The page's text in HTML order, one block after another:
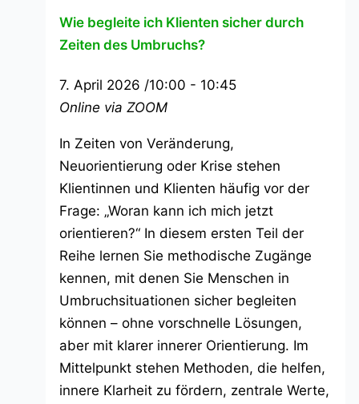
Wie begleite ich Klienten sicher durch
Zeiten des Umbruchs?
7. April 2026 /10:00 - 10:45
Online via ZOOM
In Zeiten von Veränderung,
Neuorientierung oder Krise stehen
Klientinnen und Klienten häufig vor der
Frage: „Woran kann ich mich jetzt
orientieren?“ In diesem ersten Teil der
Reihe lernen Sie methodische Zugänge
kennen, mit denen Sie Menschen in
Umbruchsituationen sicher begleiten
können – ohne vorschnelle Lösungen,
aber mit klarer innerer Orientierung. Im
Mittelpunkt stehen Methoden, die helfen,
innere Klarheit zu fördern, zentrale Werte,